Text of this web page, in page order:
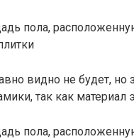
пола,
видно не будет, но
так как
пола,